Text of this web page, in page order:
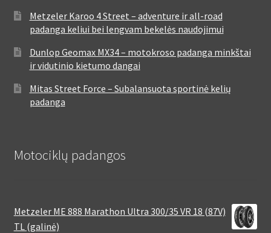
Metzeler Karoo 4 Street – adventure ir all-road
padanga keliui bei lengvam bekelės naudojimui
Dunlop Geomax MX34 – motokroso padanga minkštai
ir vidutinio kietumo dangai
Mitas Street Force – Subalansuota sportinė kelių
padanga
Motociklų padangos
Metzeler ME 888 Marathon Ultra 300/35 VR 18 (87V)
TL (galinė)